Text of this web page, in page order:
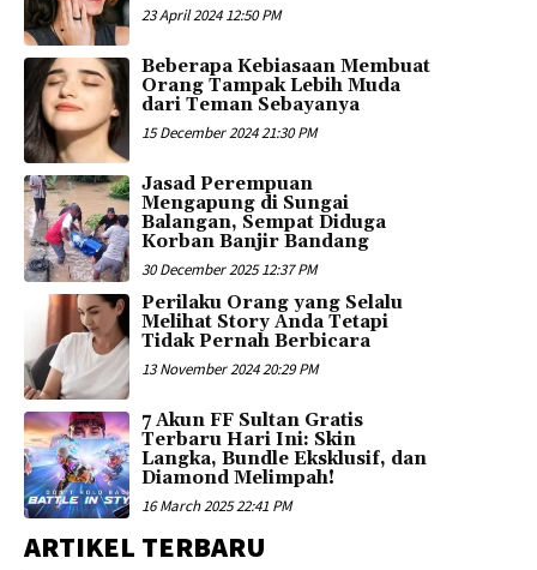
23 April 2024 12:50 PM
Beberapa Kebiasaan Membuat
Orang Tampak Lebih Muda
dari Teman Sebayanya
15 December 2024 21:30 PM
Jasad Perempuan
Mengapung di Sungai
Balangan, Sempat Diduga
Korban Banjir Bandang
30 December 2025 12:37 PM
Perilaku Orang yang Selalu
Melihat Story Anda Tetapi
Tidak Pernah Berbicara
13 November 2024 20:29 PM
7 Akun FF Sultan Gratis
Terbaru Hari Ini: Skin
Langka, Bundle Eksklusif, dan
Diamond Melimpah!
16 March 2025 22:41 PM
ARTIKEL TERBARU